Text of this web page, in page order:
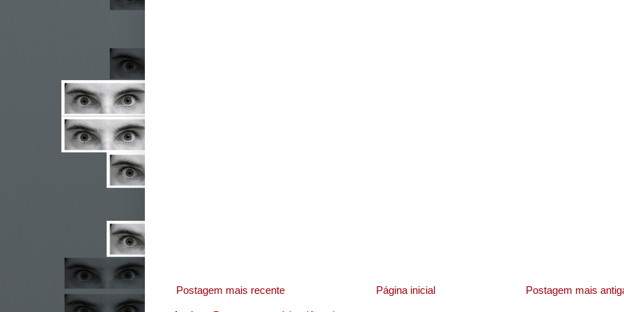
Postagem mais recente Postagem mais
Página inicial